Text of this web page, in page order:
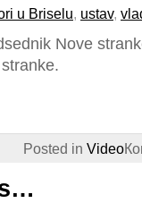
u Briselu, ustav,
Nove
Posted in Video